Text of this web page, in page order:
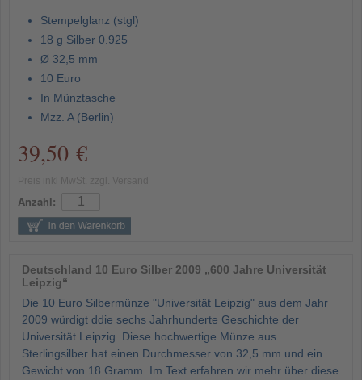
Stempelglanz (stgl)
18 g Silber 0.925
Ø 32,5 mm
10 Euro
In Münztasche
Mzz. A (Berlin)
39,50 €
Anzahl:
Deutschland 10 Euro Silber 2009 „600 Jahre Universität
Leipzig“
Die 10 Euro Silbermünze "Universität Leipzig" aus dem Jahr
2009 würdigt ddie sechs Jahrhunderte Geschichte der
Universität Leipzig. Diese hochwertige Münze aus
Sterlingsilber hat einen Durchmesser von 32,5 mm und ein
Gewicht von 18 Gramm. Im Text erfahren wir mehr über diese